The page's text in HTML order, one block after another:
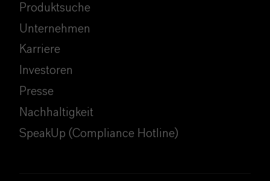
Produktsuche
Unternehmen
Karriere
Investoren
Presse
Nachhaltigkeit
SpeakUp (Compliance Hotline)